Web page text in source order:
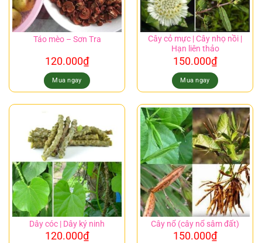
Táo mèo – Sơn Tra
120.000₫
Mua ngay
Cây cỏ mực | Cây nhọ nồi |
Hạn liên thảo
150.000₫
Mua ngay
Dây cóc | Dây ký ninh
120.000₫
Cây nổ (cây nổ sâm đất)
150.000₫